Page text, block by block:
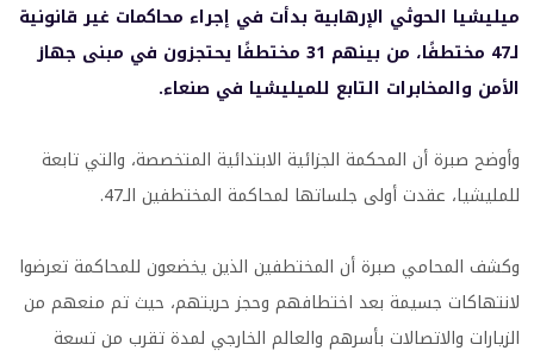
ميليشيا الحوثي الإرهابية بدأت في إجراء محاكمات غير قانونية
لـ47 مختطفًا، من بينهم 31 مختطفًا يحتجزون في مبنى جهاز
الأمن والمخابرات التابع للميليشيا في صنعاء.
وأوضح صبرة أن المحكمة الجزائية الابتدائية المتخصصة، والتي تابعة
للمليشيا، عقدت أولى جلساتها لمحاكمة المختطفين الـ47.
وكشف المحامي صبرة أن المختطفين الذين يخضعون للمحاكمة تعرضوا
لانتهاكات جسيمة بعد اختطافهم وحجز حريتهم، حيث تم منعهم من
الزيارات والاتصالات بأسرهم والعالم الخارجي لمدة تقرب من تسعة